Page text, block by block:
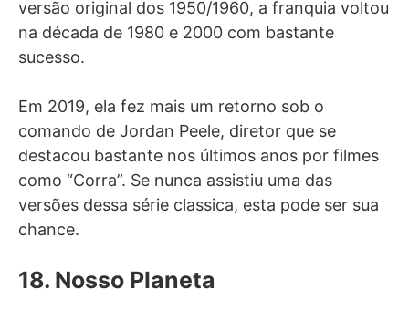
versão original dos 1950/1960, a franquia voltou
na década de 1980 e 2000 com bastante
sucesso.
Em 2019, ela fez mais um retorno sob o
comando de Jordan Peele, diretor que se
destacou bastante nos últimos anos por filmes
como “Corra”. Se nunca assistiu uma das
versões dessa série classica, esta pode ser sua
chance.
18. Nosso Planeta